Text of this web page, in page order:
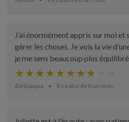
J’ai énormément appris sur moi et
gérer les choses. Je vois la vie
je me sens beaucoup plus
Barbapapa Il y a plus de trois mois